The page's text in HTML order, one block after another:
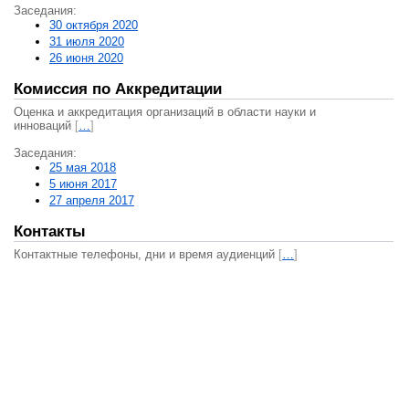
Заседания:
30 октября 2020
31 июля 2020
26 июня 2020
Комиссия по Аккредитации
Оценка и аккредитация организаций в области науки и
инноваций […]
Заседания:
25 мая 2018
5 июня 2017
27 апреля 2017
Контакты
Контактные телефоны, дни и время аудиенций […]